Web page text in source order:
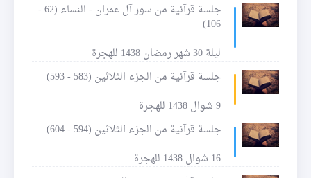
جلسة قرآنية من سور آل عمران - النساء (62 -
106)
ليلة 30 شهر رمضان 1438 للهجرة
جلسة قرآنية من الجزء الثلاثين (583 - 593)
9 شوال 1438 للهجرة
جلسة قرآنية من الجزء الثلاثين (594 - 604)
16 شوال 1438 للهجرة